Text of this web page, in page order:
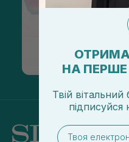
НА
Твій
підписуйся
email